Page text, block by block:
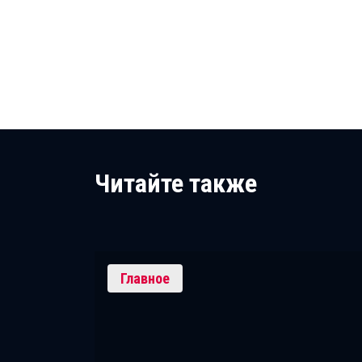
Читайте также
Главное